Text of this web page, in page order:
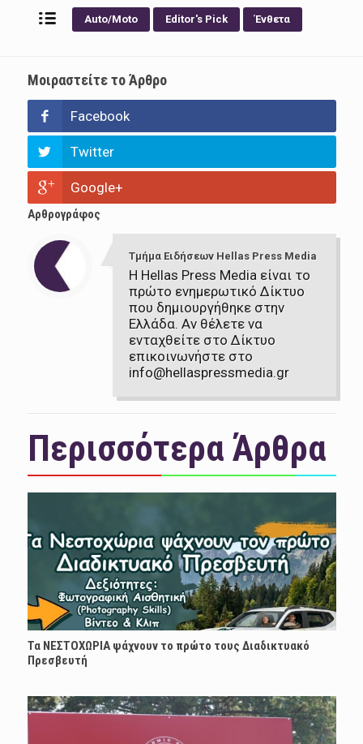
Auto/Moto Editor's Pick Ένθετα
Μοιραστείτε το Άρθρο
Facebook
Twitter
Google+
Αρθρογράφος
Τμήμα Ειδήσεων Hellas Press Media
Η Hellas Press Media είναι το
πρώτο ενημερωτικό Δίκτυο
που δημιουργήθηκε στην
Ελλάδα. Αν θέλετε να
ενταχθείτε στο Δίκτυο
επικοινωνήστε στο
info@hellaspressmedia.gr
Περισσότερα Άρθρα
Τα ΝΕΣΤΟΧΩΡΙΑ ψάχνουν το πρώτο τους Διαδικτυακό
Πρεσβευτή